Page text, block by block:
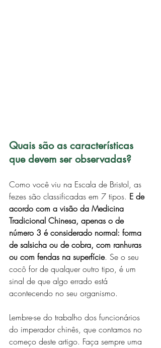
Quais são as características
que devem ser observadas?
Como você viu na Escala de Bristol, as
fezes são classificadas em 7 tipos. E de
acordo com a visão da Medicina
Tradicional Chinesa, apenas o de
número 3 é considerado normal: forma
de salsicha ou de cobra, com ranhuras
ou com fendas na superfície. Se o seu
cocô for de qualquer outro tipo, é um
sinal de que algo errado está
acontecendo no seu organismo.
Lembre-se do trabalho dos funcionários
do imperador chinês, que contamos no
começo deste artigo. Faça sempre uma